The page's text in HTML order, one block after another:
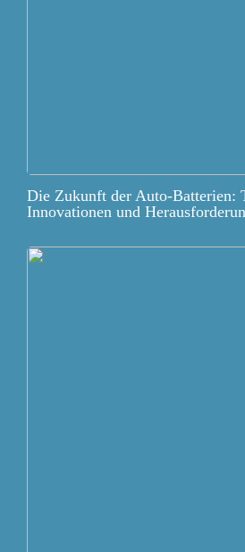
Die Zukunft der Auto-Batterien:
Innovationen und